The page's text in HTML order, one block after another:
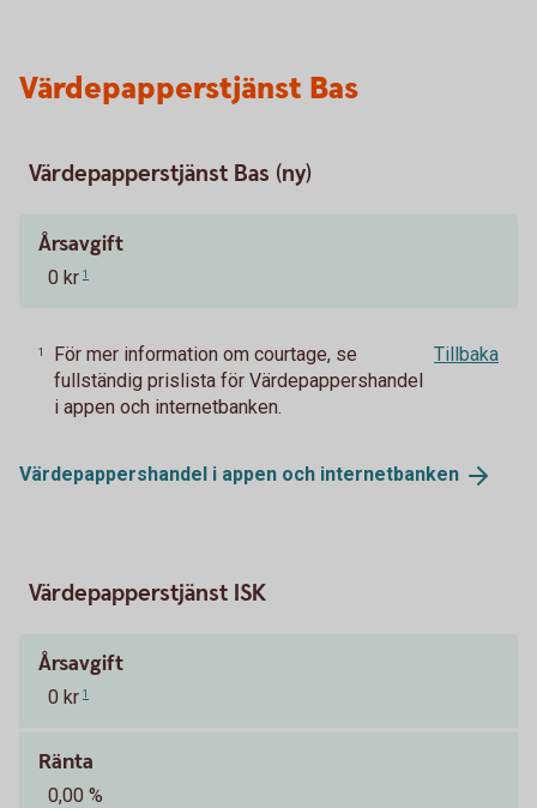
Värdepapperstjänst Bas
Värdepapperstjänst Bas (ny)
Årsavgift
0 kr 1
1
För mer information om courtage, se
fullständig prislista för Värdepappershandel
i appen och internetbanken.
Tillbaka
Värdepappershandel i appen och internetbanken
Värdepapperstjänst ISK
Årsavgift
0 kr 1
Ränta
0,00 %